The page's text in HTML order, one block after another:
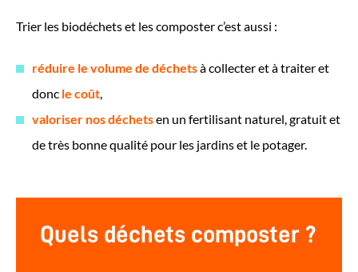
Trier les biodéchets et les composter c’est aussi :
réduire le volume de déchetsà collecter et à traiter et
donc le coût,
valoriser nos déchetsen un fertilisant naturel, gratuit et
de très bonne qualité pour les jardins et le potager.
Quels déchets composter ?